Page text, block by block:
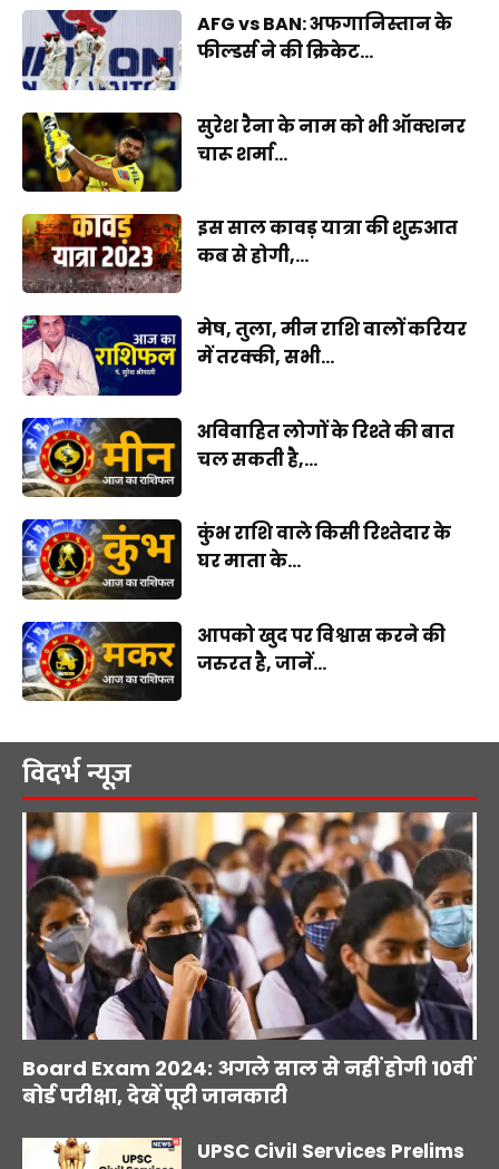
AFG vs BAN: अफगानिस्तान के
फील्डर्स ने की क्रिकेट...
सुरेश रैना के नाम को भी ऑक्शनर
चारू शर्मा...
इस साल कावड़ यात्रा की शुरुआत
कब से होगी,...
मेष, तुला, मीन राशि वालों करियर
में तरक्की, सभी...
अविवाहित लोगों के रिश्ते की बात
चल सकती है,...
कुंभ राशि वाले किसी रिश्तेदार के
घर माता के...
आपको खुद पर विश्वास करने की
जरुरत है, जानें...
विदर्भ न्यूज़
Board Exam 2024: अगले साल से नहीं होगी 10वीं
बोर्ड परीक्षा, देखें पूरी जानकारी
UPSC Civil Services Prelims